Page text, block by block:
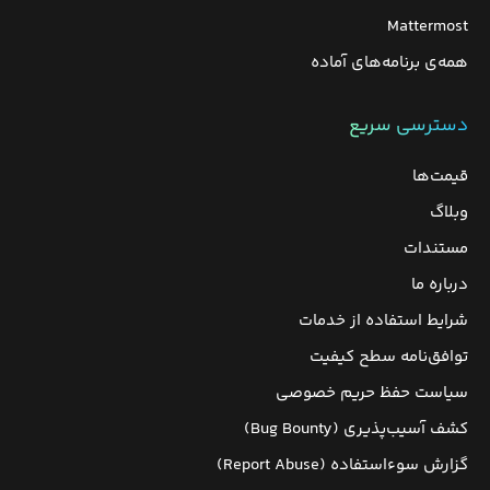
Mattermost
همه‌ی برنامه‌های آماده
دسترسی سریع
قیمت‌ها
وبلاگ
مستندات
درباره ما
شرایط استفاده از خدمات
توافق‌نامه سطح کیفیت
سیاست حفظ حریم خصوصی
کشف آسیب‌پذیری (Bug Bounty)
گزارش سوءاستفاده (Report Abuse)